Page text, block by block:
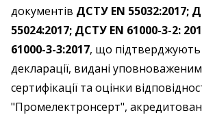
документів ДСТУ EN 55032:2017;
55024:2017; ДСТУ EN 61000-3-2:
61000-3-3:2017, що підтверджують
декларації, видані
сертифікації та оцінки
"Промелектронсерт",